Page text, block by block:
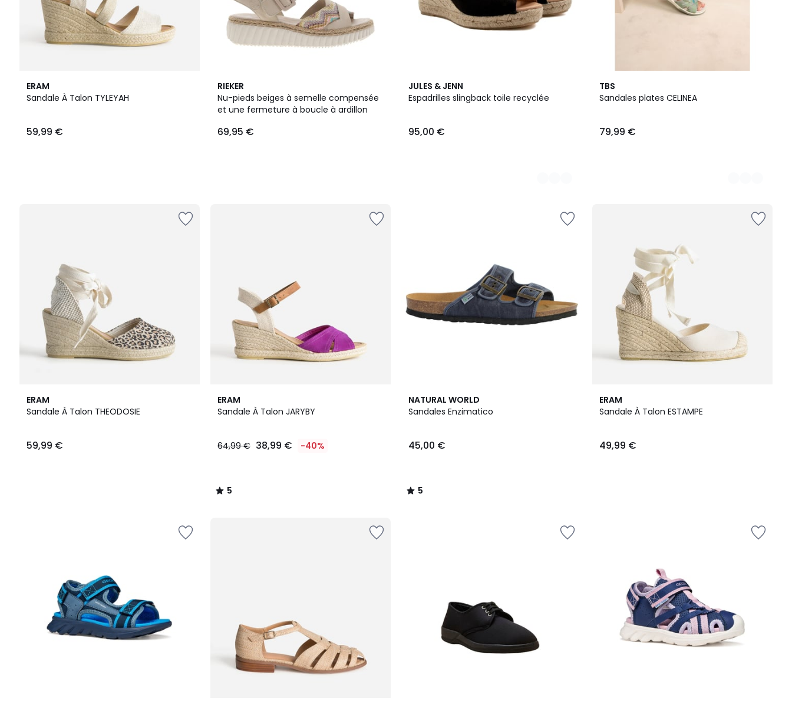
ERAM
Sandale À Talon TYLEYAH
59,99 €
RIEKER
Nu-pieds beiges à semelle compensée
et une fermeture à boucle à ardillon
69,95 €
JULES & JENN
Espadrilles slingback toile recyclée
95,00 €
2
Couleurs
TBS
Sandales plates CELINEA
79,99 €
3
Couleurs
ERAM
Sandale À Talon THEODOSIE
59,99 €
ERAM
Sandale À Talon JARYBY
64,99 € 38,99 € -40%
5
/
5
/
NATURAL WORLD
Sandales Enzimatico
45,00 €
5
/
5
/
ERAM
Sandale À Talon ESTAMPE
49,99 €